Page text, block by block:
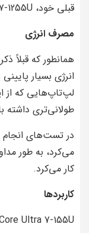
قبلی خود، Core i7-1255U است.
مصرف انرژی
انرژی بسیار
لپ‌تاپ‌هایی که از
طولانی‌تری داشته
در تست‌های انجام
کار می‌کرد.
کاربردها